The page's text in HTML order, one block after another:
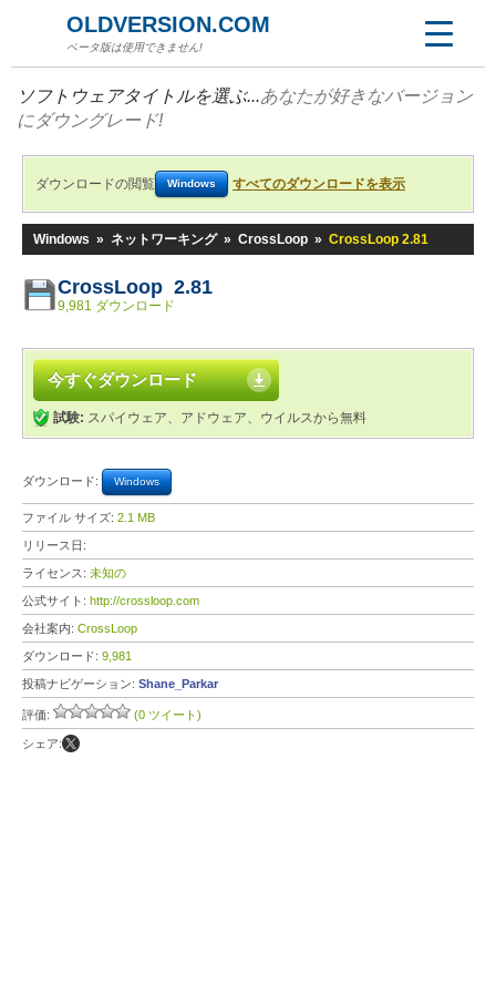
OLDVERSION.COM
ベータ版は使用できません!
ソフトウェアタイトルを選ぶ...あなたが好きなバージョン
にダウングレード!
ダウンロードの閲覧 Windows すべてのダウンロードを表示
Windows » ネットワーキング » CrossLoop » CrossLoop 2.81
CrossLoop 2.81
9,981 ダウンロード
今すぐダウンロード
試験: スパイウェア、アドウェア、ウイルスから無料
ダウンロード: Windows
ファイル サイズ: 2.1 MB
リリース日:
ライセンス: 未知の
公式サイト: http://crossloop.com
会社案内: CrossLoop
ダウンロード: 9,981
投稿ナビゲーション: Shane_Parkar
評価: (0 ツイート)
シェア: